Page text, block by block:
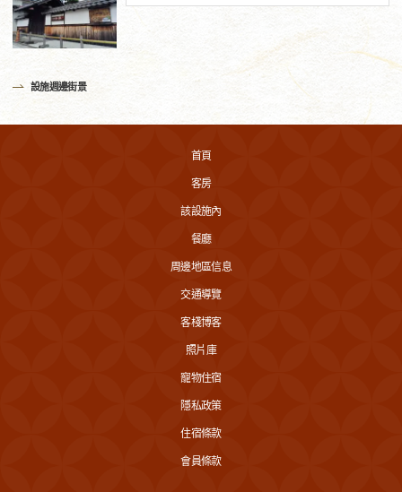
設施週邊街景
首頁
客房
該設施內
餐廳
周邊地區信息
交通導覽
客棧博客
照片庫
寵物住宿
隱私政策
住宿條款
會員條款